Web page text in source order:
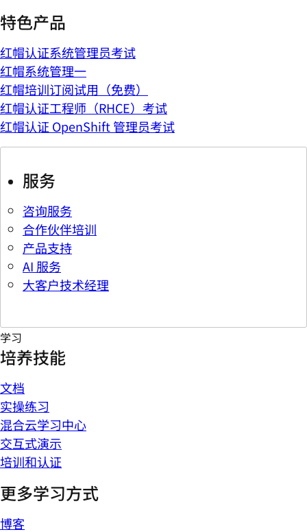
特色产品
红帽认证系统管理员考试
红帽系统管理一
红帽培训订阅试用（免费）
红帽认证工程师（RHCE）考试
红帽认证 OpenShift 管理员考试
服务
咨询服务
合作伙伴培训
产品支持
AI 服务
大客户技术经理
学习
培养技能
文档
实操练习
混合云学习中心
交互式演示
培训和认证
更多学习方式
博客